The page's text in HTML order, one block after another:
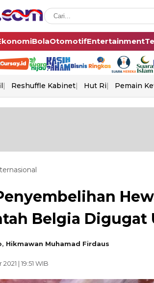
BolaOtomotifEntertainment
Reshuffle Kabinet Hut Ri Pemain
Belgia Digugat
, Hikmawan Muhamad Firdaus
| 19:51 WIB